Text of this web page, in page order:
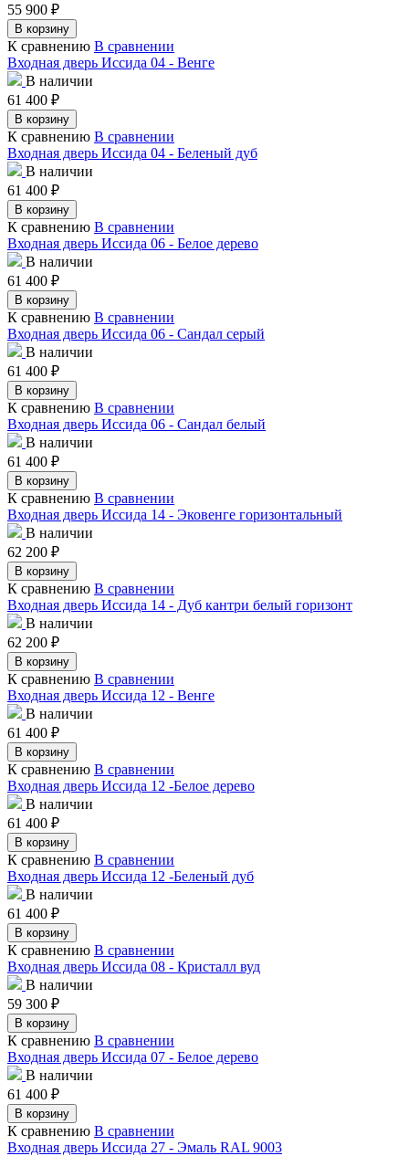
55 900 ₽
В корзину
К сравнению В сравнении
Входная дверь Иссида 04 - Венге
В наличии
61 400 ₽
В корзину
К сравнению В сравнении
Входная дверь Иссида 04 - Беленый дуб
В наличии
61 400 ₽
В корзину
К сравнению В сравнении
Входная дверь Иссида 06 - Белое дерево
В наличии
61 400 ₽
В корзину
К сравнению В сравнении
Входная дверь Иссида 06 - Сандал серый
В наличии
61 400 ₽
В корзину
К сравнению В сравнении
Входная дверь Иссида 06 - Сандал белый
В наличии
61 400 ₽
В корзину
К сравнению В сравнении
Входная дверь Иссида 14 - Эковенге горизонтальный
В наличии
62 200 ₽
В корзину
К сравнению В сравнении
Входная дверь Иссида 14 - Дуб кантри белый горизонт
В наличии
62 200 ₽
В корзину
К сравнению В сравнении
Входная дверь Иссида 12 - Венге
В наличии
61 400 ₽
В корзину
К сравнению В сравнении
Входная дверь Иссида 12 -Белое дерево
В наличии
61 400 ₽
В корзину
К сравнению В сравнении
Входная дверь Иссида 12 -Беленый дуб
В наличии
61 400 ₽
В корзину
К сравнению В сравнении
Входная дверь Иссида 08 - Кристалл вуд
В наличии
59 300 ₽
В корзину
К сравнению В сравнении
Входная дверь Иссида 07 - Белое дерево
В наличии
61 400 ₽
В корзину
К сравнению В сравнении
Входная дверь Иссида 27 - Эмаль RAL 9003